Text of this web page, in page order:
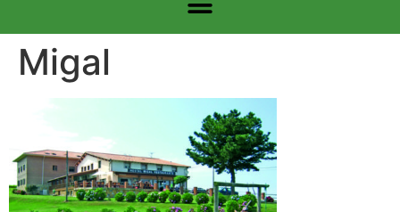
Migal